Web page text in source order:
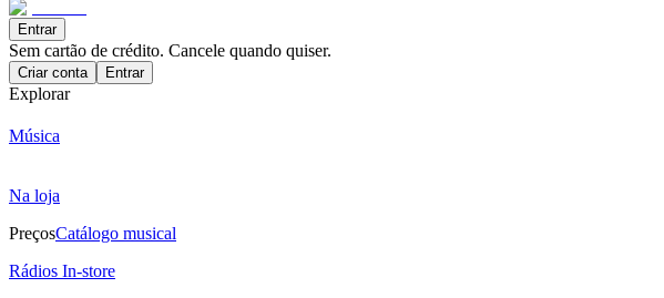
Entrar
Sem cartão de crédito. Cancele quando quiser.
Criar conta Entrar
Explorar
Música
Na loja
PreçosCatálogo musical
Rádios In-store